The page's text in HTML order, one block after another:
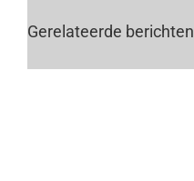
Gerelateerde berichten